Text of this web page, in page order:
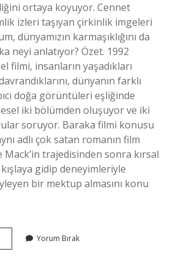
ortaya koyuyor. Cennet
izleri taşıyan çirkinlik imgeleri
dünyamızın karmaşıklığını da
neyi anlatıyor? Özet. 1992
filmi, insanların yaşadıkları
dünyanın farklı
doğa görüntüleri eşliğinde
iki bölümden oluşuyor ve iki
soruyor. Baraka filmi konusu
adlı çok satan romanın film
Mack’in trajedisinden sonra kırsal
gidip deneyimleriyle
bir mektup almasını konu
Yorum Bırak